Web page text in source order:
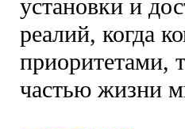
установки и
реалий, когда
приоритетами,
частью жизни